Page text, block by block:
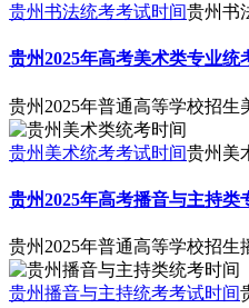
贵州书法统考考试时间贵州书
贵州2025年高考美术类专业统
贵州2025年普通高等学校招生
贵州美术统考考试时间贵州美
贵州2025年高考播音与主持类
贵州2025年普通高等学校招生
贵州播音与主持统考考试时间